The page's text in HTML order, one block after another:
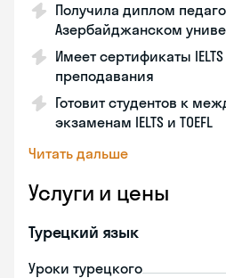
Получила диплом
Азербайджанском
Имеет сертификаты IELTS
преподавания
Готовит студентов к
экзаменам IELTS и TOEFL
Читать дальше
Услуги и цены
Турецкий язык
Уроки турецкого